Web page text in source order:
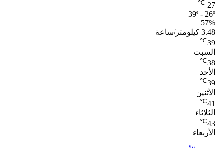
27
℃
39º - 26º
57%
3.48 كيلومتر/ساعة
39
℃
السبت
38
℃
الأحد
39
℃
الأثنين
41
℃
الثلاثاء
43
℃
الأربعاء